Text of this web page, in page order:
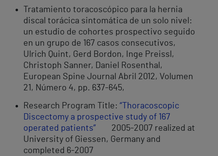
Tratamiento toracoscópico para la hernia
discal torácica sintomática de un solo nivel:
un estudio de cohortes prospectivo seguido
en un grupo de 167 casos consecutivos,
Ulrich Quint, Gerd Bordon, Inge Preissl,
Christoph Sanner, Daniel Rosenthal,
European Spine Journal Abril 2012, Volumen
21, Número 4, pp. 637-645,
Research Program Title: “Thoracoscopic
Discectomy a prospective study of 167
operated patients”
2005-2007 realized at
University of Giessen, Germany and
completed 6-2007